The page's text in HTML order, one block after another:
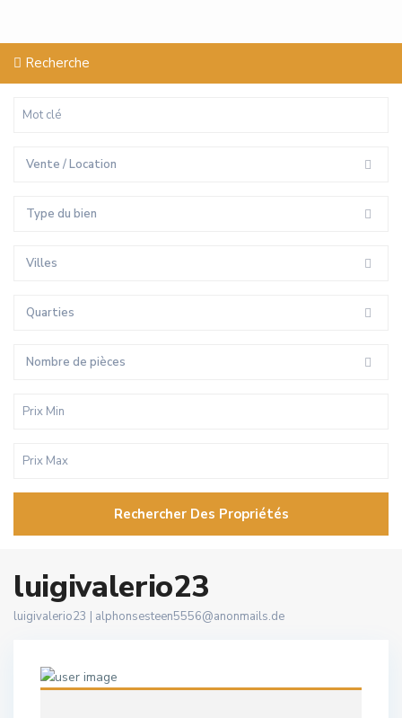
Recherche
Vente / Location
Type du bien
Villes
Quarties
Nombre de pièces
Rechercher Des Propriétés
luigivalerio23
luigivalerio23 | alphonsesteen5556@anonmails.de